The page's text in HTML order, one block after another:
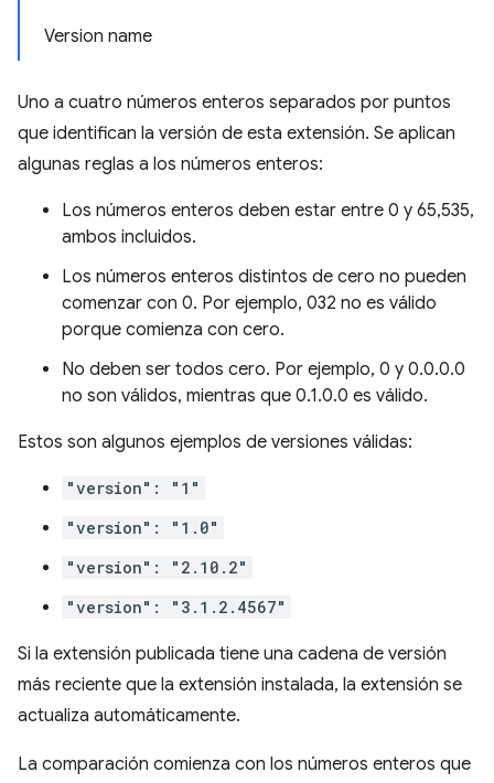
Version name
Uno a cuatro números enteros separados por puntos
que identifican la versión de esta extensión. Se aplican
algunas reglas a los números enteros:
Los números enteros deben estar entre 0 y 65,535,
ambos incluidos.
Los números enteros distintos de cero no pueden
comenzar con 0. Por ejemplo, 032 no es válido
porque comienza con cero.
No deben ser todos cero. Por ejemplo, 0 y 0.0.0.0
no son válidos, mientras que 0.1.0.0 es válido.
Estos son algunos ejemplos de versiones válidas:
"version": "1"
"version": "1.0"
"version": "2.10.2"
"version": "3.1.2.4567"
Si la extensión publicada tiene una cadena de versión
más reciente que la extensión instalada, la extensión se
actualiza automáticamente.
La comparación comienza con los números enteros que